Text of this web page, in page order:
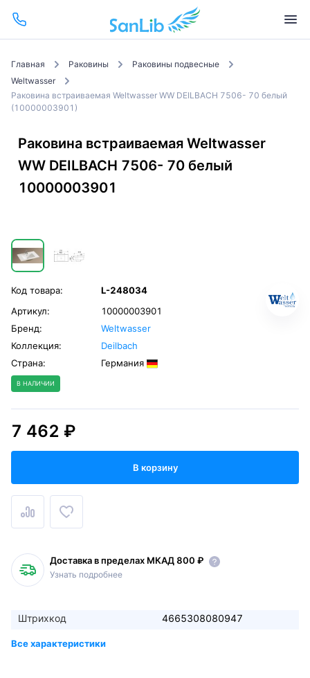
Главная Раковины
Раковины подвесные
Weltwasser
Раковина встраиваемая Weltwasser WW DEILBACH 7506- 70 белый
(10000003901)
Раковина встраиваемая Weltwasser
WW DEILBACH 7506- 70 белый
10000003901
Код товара:
L-248034
Артикул:
10000003901
Бренд:
Weltwasser
Коллекция:
Deilbach
Страна:
Германия
В НАЛИЧИИ
7 462 ₽
В корзину
Доставка в пределах МКАД 800 ₽
Узнать подробнее
Штрихкод 4665308080947